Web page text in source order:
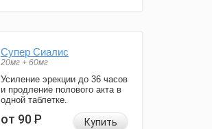
Супер Сиалис
20мг + 60мг
Усиление эрекции до 36 часов
и продление полового акта в
одной таблетке.
от 90Р Купить